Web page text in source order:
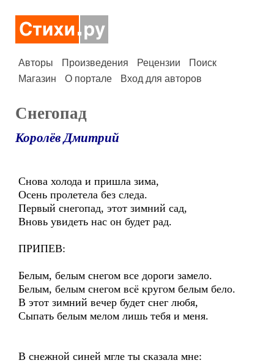
Авторы Произведения Рецензии
Поиск
Магазин
О портале Вход для авторов
Снегопад
Королёв Дмитрий
Снова холода и пришла зима,
Осень пролетела без следа.
Первый снегопад, этот зимний сад,
Вновь увидеть нас он будет рад.
ПРИПЕВ:
Белым, белым снегом все дороги замело.
Белым, белым снегом всё кругом белым бело.
В этот зимний вечер будет снег любя,
Сыпать белым мелом лишь тебя и меня.
В снежной синей мгле ты сказала мне: